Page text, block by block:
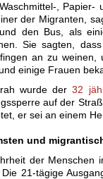
, Papier-
der Migranten,
den Bus, als
Sie sagten,
an zu weinen,
einige Frauen
wurde der32
auf der
er sei an einem
und
der Menschen
21-tägige